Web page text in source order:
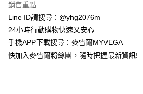
台灣樂天信用卡公司
貨到付款
運送方式
全家取貨付款
銷售重點
Line ID請搜尋：@yhg2076m
24小時行動購物快速又安心
手機APP下載搜尋：麥雪爾MYVEGA
快加入麥雪爾粉絲團，隨時把握最新資訊!